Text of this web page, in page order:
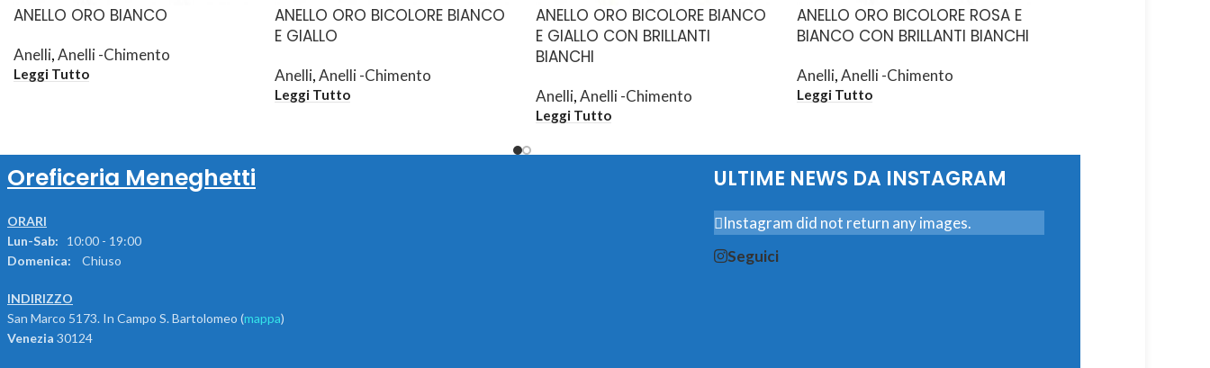
ANELLO ORO BIANCO
Anelli,Anelli -Chimento
Leggi Tutto
ANELLO ORO BICOLORE BIANCO
E GIALLO
Anelli,Anelli -Chimento
Leggi Tutto
ANELLO ORO BICOLORE BIANCO
E GIALLO CON BRILLANTI
BIANCHI
Anelli,Anelli -Chimento
Leggi Tutto
ANELLO ORO BICOLORE ROSA E
BIANCO CON BRILLANTI BIANCHI
Anelli,Anelli -Chimento
Leggi Tutto
Oreficeria Meneghetti
ORARI
Lun-Sab: 10:00 - 19:00
Domenica:
Chiuso
INDIRIZZO
San Marco 5173. In Campo S. Bartolomeo (mappa)
Venezia 30124
ULTIME NEWS DA INSTAGRAM
Instagram did not return any images.
Seguici